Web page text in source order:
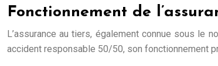
Fonctionnement de
L’assurance au tiers, également connue sous le
accident responsable 50/50, son fonctionnement